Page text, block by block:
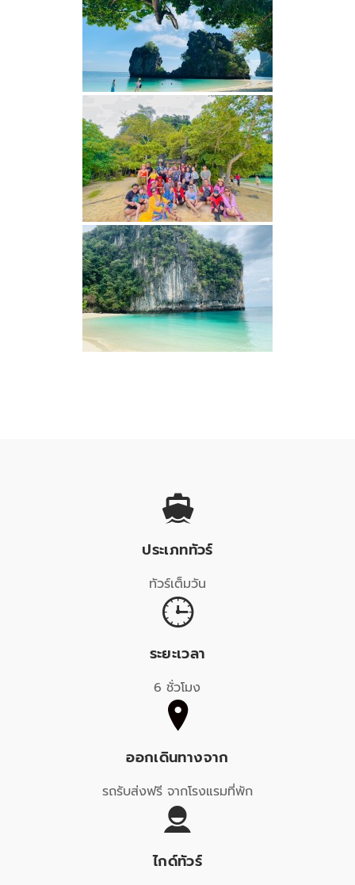
ประเภททัวร์
ทัวร์เต็มวัน
ระยะเวลา
6 ชั่วโมง
ออกเดินทางจาก
รถรับส่งฟรี จากโรงแรมที่พัก
ไกด์ทัวร์